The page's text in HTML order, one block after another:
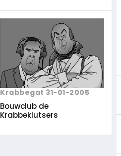
Krabbegat 31-01-2005
Bouwclub de
Krabbeklutsers